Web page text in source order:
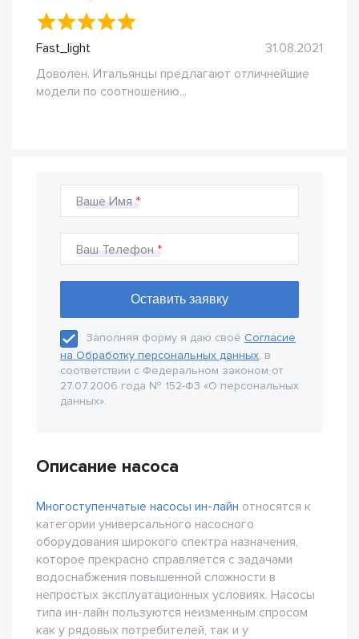
Fast_light
31.08.2021
Доволен. Итальянцы предлагают отличнейшие
модели по соотношению...
Ваше Имя
Ваш Телефон
Заполняя форму я даю своё Согласие
на Обработку персональных данных, в
соответствии с Федеральном законом от
27.07.2006 года № 152-Ф3 «О персональных
данных».
Описание насоса
Многоступенчатые насосы ин-лайн относятся к
категории универсального насосного
оборудования широкого спектра назначения,
которое прекрасно справляется с задачами
водоснабжения повышенной сложности в
непростых эксплуатационных условиях. Насосы
типа ин-лайн пользуются неизменным спросом
как у рядовых потребителей, так и у